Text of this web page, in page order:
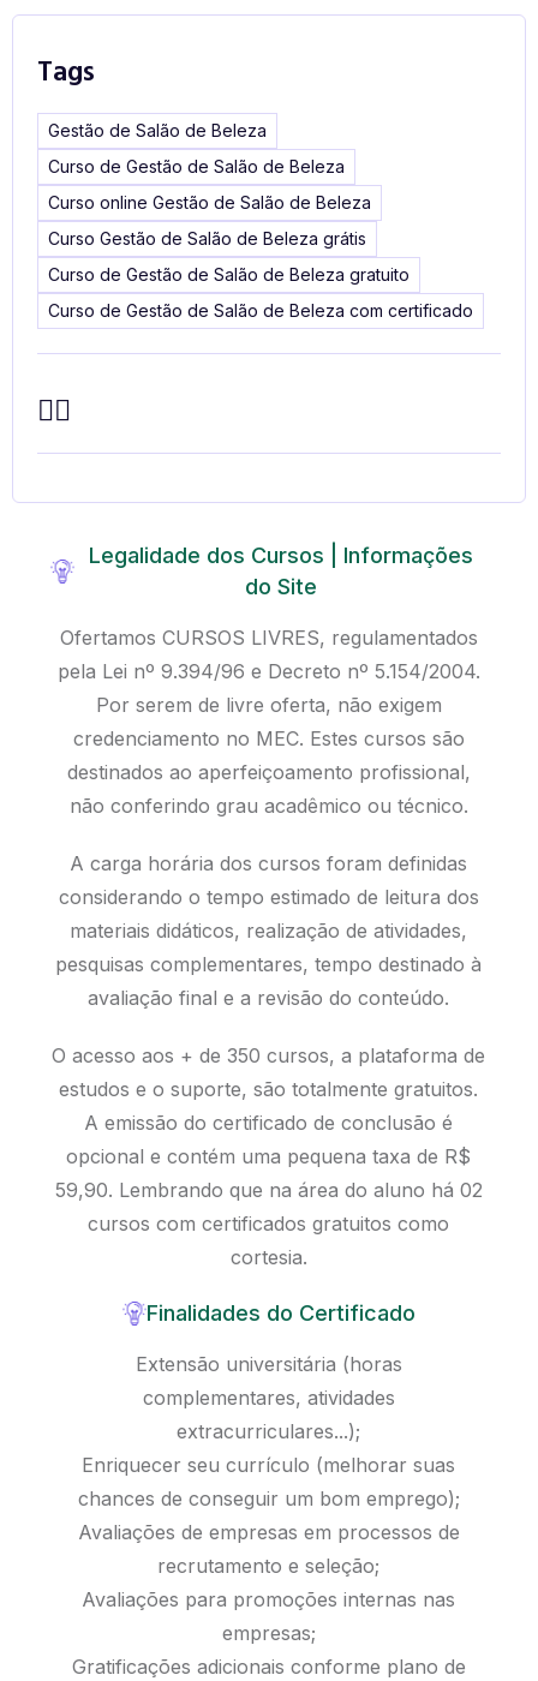
Legalidade dos Cursos | Informações
do Site
Ofertamos CURSOS LIVRES, regulamentados
pela Lei nº 9.394/96 e Decreto nº 5.154/2004.
Por serem de livre oferta, não exigem
credenciamento no MEC. Estes cursos são
destinados ao aperfeiçoamento profissional,
não conferindo grau acadêmico ou técnico.
A carga horária dos cursos foram definidas
considerando o tempo estimado de leitura dos
materiais didáticos, realização de atividades,
pesquisas complementares, tempo destinado à
avaliação final e a revisão do conteúdo.
O acesso aos + de 350 cursos, a plataforma de
estudos e o suporte, são totalmente gratuitos.
A emissão do certificado de conclusão é
opcional e contém uma pequena taxa de R$
59,90. Lembrando que na área do aluno há 02
cursos com certificados gratuitos como
cortesia.
Finalidades do Certificado
Extensão universitária (horas
complementares, atividades
extracurriculares...);
Enriquecer seu currículo (melhorar suas
chances de conseguir um bom emprego);
Avaliações de empresas em processos de
recrutamento e seleção;
Avaliações para promoções internas nas
empresas;
Gratificações adicionais conforme plano de
Tags
Gestão de Salão de Beleza
Curso de Gestão de Salão de Beleza
Curso online Gestão de Salão de Beleza
Curso Gestão de Salão de Beleza grátis
Curso de Gestão de Salão de Beleza gratuito
Curso de Gestão de Salão de Beleza com certificado